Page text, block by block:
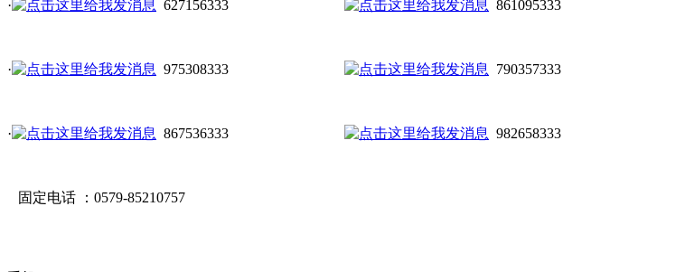
· 627156333 861095333
· 975308333 790357333
· 867536333 982658333
固定电话 ：0579-85210757